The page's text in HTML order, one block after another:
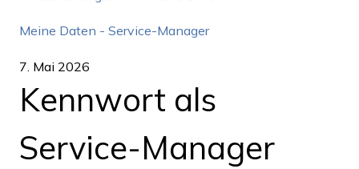
Meine Daten - Service-Manager
7. Mai 2026
Kennwort als
Service-Manager